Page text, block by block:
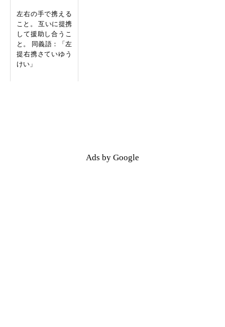
左右の手で携える
こと。 互いに提携
して援助し合うこ
と。 同義語：「左
提右携さていゆう
けい」
Ads by Google